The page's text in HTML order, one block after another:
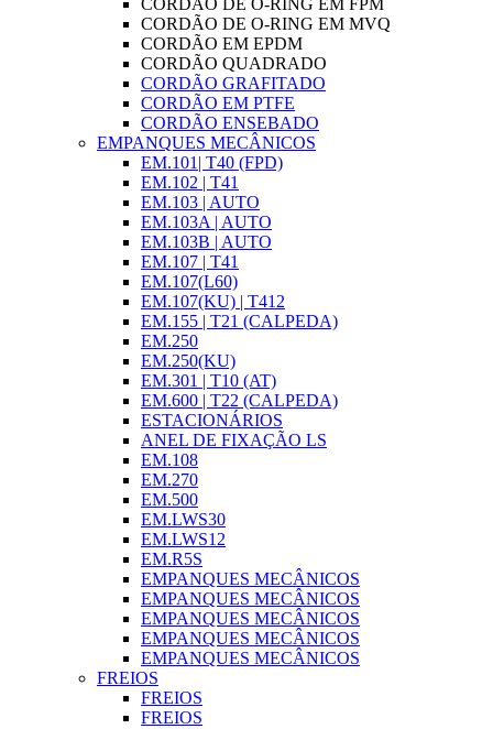
CORDÃO DE O-RING EM FPM
CORDÃO DE O-RING EM MVQ
CORDÃO EM EPDM
CORDÃO QUADRADO
CORDÃO GRAFITADO
CORDÃO EM PTFE
CORDÃO ENSEBADO
EMPANQUES MECÂNICOS
EM.101| T40 (FPD)
EM.102 | T41
EM.103 | AUTO
EM.103A | AUTO
EM.103B | AUTO
EM.107 | T41
EM.107(L60)
EM.107(KU) | T412
EM.155 | T21 (CALPEDA)
EM.250
EM.250(KU)
EM.301 | T10 (AT)
EM.600 | T22 (CALPEDA)
ESTACIONÁRIOS
ANEL DE FIXAÇÃO LS
EM.108
EM.270
EM.500
EM.LWS30
EM.LWS12
EM.R5S
EMPANQUES MECÂNICOS
EMPANQUES MECÂNICOS
EMPANQUES MECÂNICOS
EMPANQUES MECÂNICOS
EMPANQUES MECÂNICOS
FREIOS
FREIOS
FREIOS